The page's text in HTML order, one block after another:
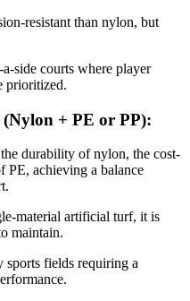
resistant than nylon, but
side courts where player
prioritized.
+ PE or PP):
durability of nylon, the cost-
PE, achieving a balance
material artificial turf, it is
maintain.
fields requiring a